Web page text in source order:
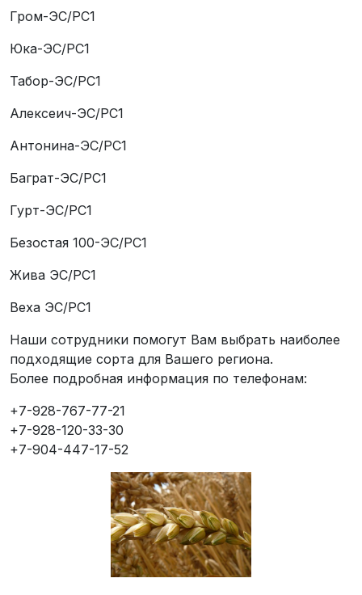
Гром-ЭС/РС1
Юка-ЭС/РС1
Табор-ЭС/РС1
Алексеич-ЭС/РС1
Антонина-ЭС/РС1
Баграт-ЭС/РС1
Гурт-ЭС/РС1
Безостая 100-ЭС/РС1
Жива ЭС/РС1
Веха ЭС/РС1
Наши сотрудники помогут Вам выбрать наиболее
подходящие сорта для Вашего региона.
Более подробная информация по телефонам:
+7-928-767-77-21
+7-928-120-33-30
+7-904-447-17-52